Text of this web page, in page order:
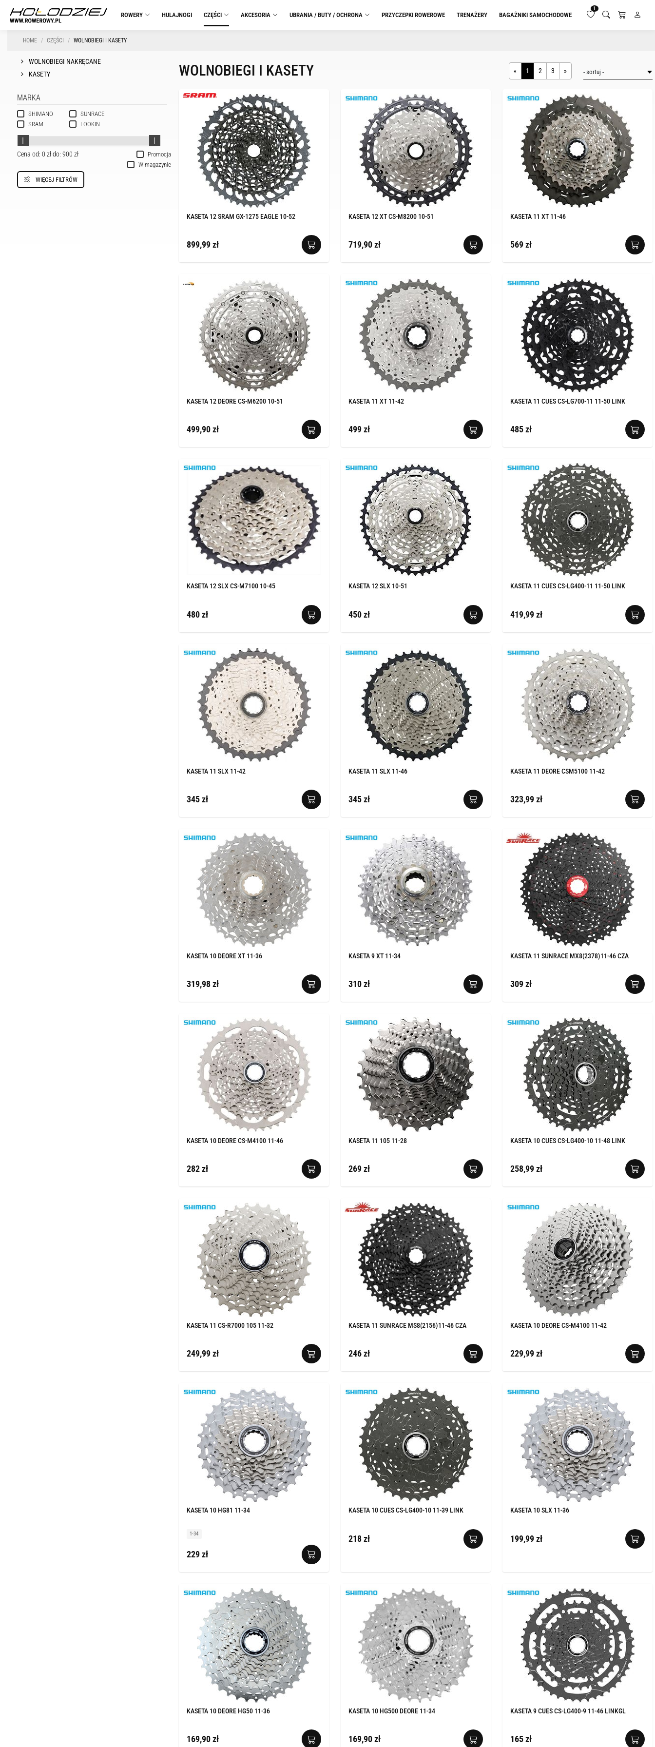
ROWERY HULAJNOGI CZĘŚCI AKCESORIA UBRANIA / BUTY / OCHRONA PRZYCZEPKI ROWEROWE TRENAŻERY BAGAŻNIKI SAMOCHODOWE
1
HOME CZĘŚCI WOLNOBIEGI I KASETY
WOLNOBIEGI NAKRĘCANE
KASETY
MARKA
SHIMANO
SRAM
SUNRACE
LOOKIN
Promocja
Cena od: 0 złdo: 900 zł
W magazynie
WIĘCEJ FILTRÓW
WOLNOBIEGI I KASETY « 1 2 3 »
KASETA 12 SRAM GX-1275 EAGLE 10-52
899,99 zł
KASETA 12 XT CS-M8200 10-51
719,90 zł
KASETA 11 XT 11-46
569 zł
KASETA 12 DEORE CS-M6200 10-51
499,90 zł
KASETA 11 XT 11-42
499 zł
KASETA 11 CUES CS-LG700-11 11-50 LINK
485 zł
KASETA 12 SLX CS-M7100 10-45
480 zł
KASETA 12 SLX 10-51
450 zł
KASETA 11 CUES CS-LG400-11 11-50 LINK
419,99 zł
KASETA 11 SLX 11-42
345 zł
KASETA 11 SLX 11-46
345 zł
KASETA 11 DEORE CSM5100 11-42
323,99 zł
KASETA 10 DEORE XT 11-36
319,98 zł
KASETA 9 XT 11-34
310 zł
KASETA 11 SUNRACE MX8(2378)11-46 CZA
309 zł
KASETA 10 DEORE CS-M4100 11-46
282 zł
KASETA 11 105 11-28
269 zł
KASETA 10 CUES CS-LG400-10 11-48 LINK
258,99 zł
KASETA 11 CS-R7000 105 11-32
249,99 zł
KASETA 11 SUNRACE MS8(2156)11-46 CZA
246 zł
KASETA 10 DEORE CS-M4100 11-42
229,99 zł
KASETA 10 HG81 11-34
1-34
229 zł
KASETA 10 CUES CS-LG400-10 11-39 LINK
218 zł
KASETA 10 SLX 11-36
199,99 zł
KASETA 10 DEORE HG50 11-36
169,90 zł
KASETA 10 HG500 DEORE 11-34
169,90 zł
KASETA 9 CUES CS-LG400-9 11-46 LINKGL
165 zł